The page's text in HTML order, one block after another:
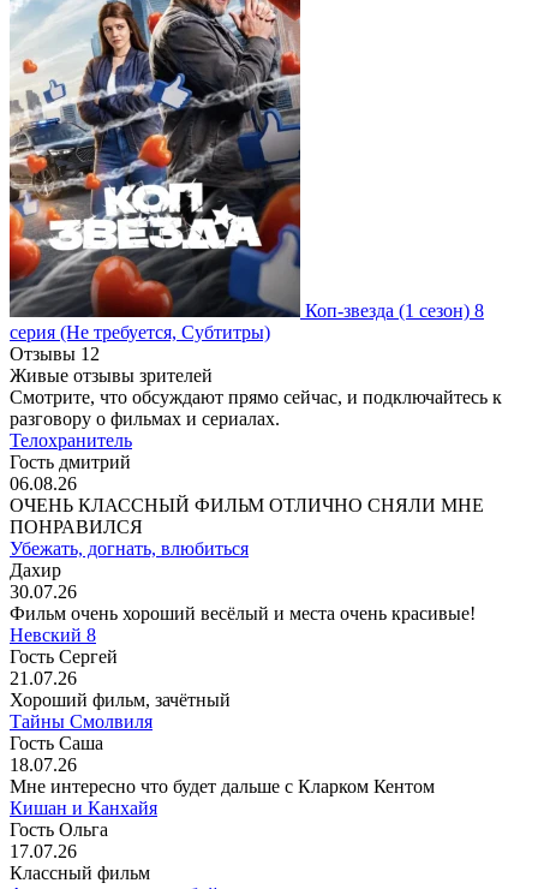
Коп-звезда (1 сезон) 8
серия (Не требуется, Субтитры)
Отзывы 12
Живые отзывы зрителей
Смотрите, что обсуждают прямо сейчас, и подключайтесь к
разговору о фильмах и сериалах.
Телохранитель
Гость дмитрий
06.08.26
ОЧЕНЬ КЛАССНЫЙ ФИЛЬМ ОТЛИЧНО СНЯЛИ МНЕ
ПОНРАВИЛСЯ
Убежать, догнать, влюбиться
Дахир
30.07.26
Фильм очень хороший весёлый и места очень красивые!
Невский 8
Гость Сергей
21.07.26
Хороший фильм, зачётный
Тайны Смолвиля
Гость Саша
18.07.26
Мне интересно что будет дальше с Кларком Кентом
Кишан и Канхайя
Гость Ольга
17.07.26
Классный фильм